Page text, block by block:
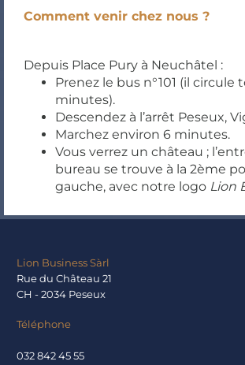
Comment venir chez nous ?
Depuis Place Pury à Neuchâtel :
Prenez le bus n°101 (il circule
minutes).
Descendez à l’arrêt Peseux,
Marchez environ 6 minutes.
Vous verrez un château ;
bureau se trouve à la 2ème
gauche, avec notre logo Lion
Lion Business Sàrl
Rue du Château 21
CH - 2034 Peseux
Téléphone
032 842 45 55